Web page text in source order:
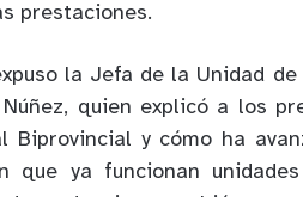
prestaciones.
la Jefa de la Unidad de
Núñez, quien explicó a los
Biprovincial y cómo ha
que ya funcionan